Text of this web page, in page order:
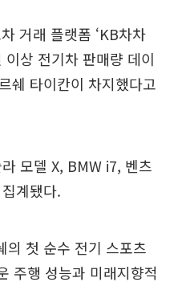
거래 플랫폼 ‘KB차차
이상 전기차 판매량 데이
쉐 타이칸이 차지했다고
모델 X, BMW i7, 벤츠
계됐다.
의 첫 순수 전기 스포츠
주행 성능과 미래지향적